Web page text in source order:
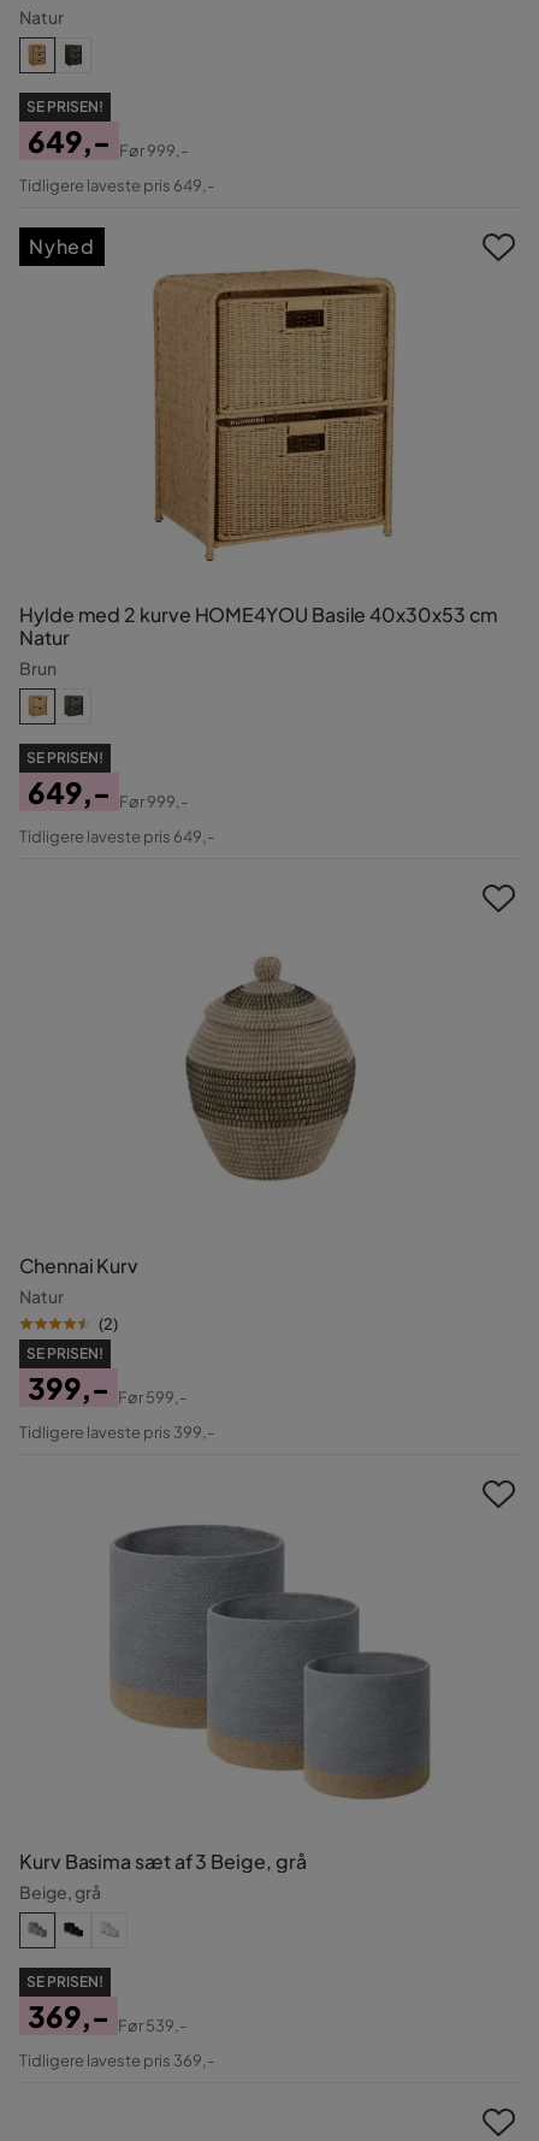
Natur
SE PRISEN!
Pris
649,-
Original
Før999,-
Tidligere laveste pris 649,-
Hylde med 2 kurve HOME4YOU Basile 40x30x53 cm
Natur
Brun
SE PRISEN!
Pris
649,-
Original
Før999,-
Tidligere laveste pris 649,-
Nyhed
Chennai Kurv
Natur
(2)
SE PRISEN!
Pris
399,-
Original
Før599,-
Tidligere laveste pris 399,-
Kurv Basima sæt af 3 Beige, grå
Beige, grå
SE PRISEN!
Pris
369,-
Original
Før539,-
Tidligere laveste pris 369,-